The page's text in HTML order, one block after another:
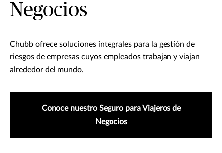
Negocios
Chubb ofrece soluciones integrales para la gestión de
riesgos de empresas cuyos empleados trabajan y viajan
alrededor del mundo.
Conoce nuestro Seguro para Viajeros de
Negocios